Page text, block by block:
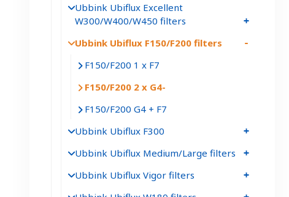
Ubbink Ubiflux Excellent
W300/W400/W450 filters
Ubbink Ubiflux F150/F200 filters
F150/F200 1 x F7
F150/F200 2 x G4
F150/F200 G4 + F7
Ubbink Ubiflux F300
Ubbink Ubiflux Medium/Large filters
Ubbink Ubiflux Vigor filters